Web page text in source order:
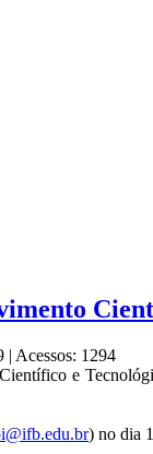
| Acessos: 1294
e
) no dia